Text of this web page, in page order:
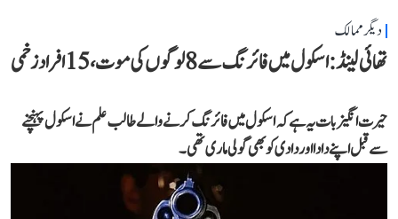
دیگر ممالک
تھائی لینڈ: اسکول میں فائرنگ سے 8 لوگوں کی موت، 15 افراد زخمی
حیرت انگیز بات یہ ہے کہ اسکول میں فائرنگ کرنے والے طالب علم نے اسکول پہنچنے
سے قبل اپنے دادا اور دادی کو بھی گولی ماری تھی۔